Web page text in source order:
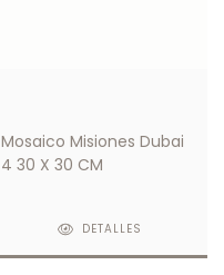
Mosaico Misiones Dubai
4 30 X 30 CM
DETALLES